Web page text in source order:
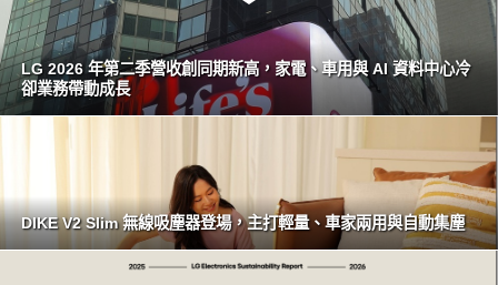
LG 2026 年第二季營收創同期新高，家電、車用與 AI 資料中心冷
卻業務帶動成長
DIKE V2 Slim 無線吸塵器登場，主打輕量、車家兩用與自動集塵